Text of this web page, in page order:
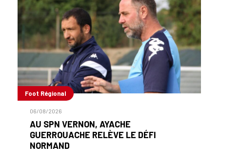
Foot Régional
06/08/2026
AU SPN VERNON, AYACHE
GUERROUACHE RELÈVE LE DÉFI
NORMAND